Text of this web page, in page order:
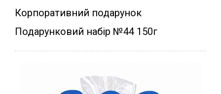
Корпоративний подарунок
Подарунковий набір №44 150г